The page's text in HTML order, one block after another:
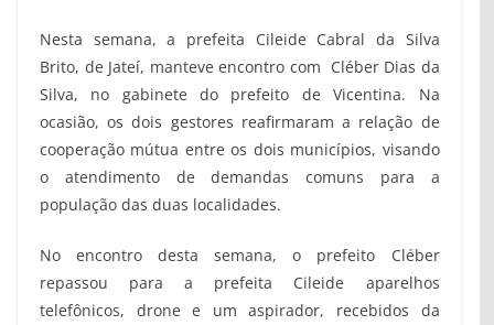
Nesta semana, a prefeita Cileide Cabral da Silva
Brito, de Jateí, manteve encontro com Cléber Dias da
Silva, no gabinete do prefeito de Vicentina. Na
ocasião, os dois gestores reafirmaram a relação de
cooperação mútua entre os dois municípios, visando
o atendimento de demandas comuns para a
população das duas localidades.
No encontro desta semana, o prefeito Cléber
repassou para a prefeita Cileide aparelhos
telefônicos, drone e um aspirador, recebidos da